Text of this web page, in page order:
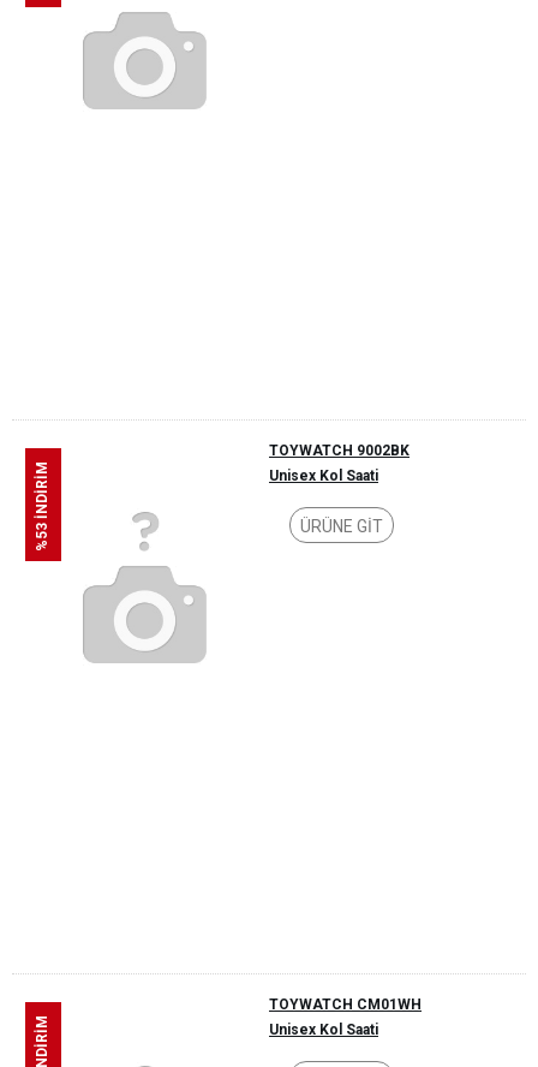
%53 İNDİRİM
TOYWATCH 9002BK
Unisex Kol Saati
ÜRÜNE GİT
TOYWATCH CM01WH
Unisex Kol Saati